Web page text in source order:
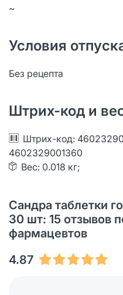
~
Условия
Без рецепта
Штрих-код и
Штрих-код:
4602329001360
Вес: 0.018 кг;
Сандра таблетки
30 шт: 15 отзывов
фармацевтов
4.87